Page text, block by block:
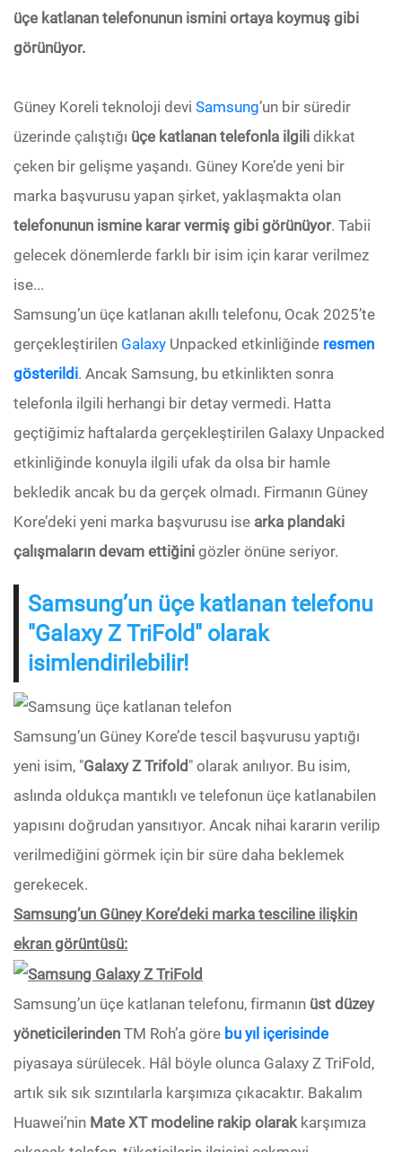
üçe katlanan telefonunun ismini ortaya koymuş gibi
görünüyor.
Güney Koreli teknoloji devi Samsung’un bir süredir
üzerinde çalıştığı üçe katlanan telefonla ilgili dikkat
çeken bir gelişme yaşandı. Güney Kore’de yeni bir
marka başvurusu yapan şirket, yaklaşmakta olan
telefonunun ismine karar vermiş gibi görünüyor. Tabii
gelecek dönemlerde farklı bir isim için karar verilmez
ise...
Samsung’un üçe katlanan akıllı telefonu, Ocak 2025’te
gerçekleştirilen Galaxy Unpacked etkinliğinde resmen
gösterildi. Ancak Samsung, bu etkinlikten sonra
telefonla ilgili herhangi bir detay vermedi. Hatta
geçtiğimiz haftalarda gerçekleştirilen Galaxy Unpacked
etkinliğinde konuyla ilgili ufak da olsa bir hamle
bekledik ancak bu da gerçek olmadı. Firmanın Güney
Kore’deki yeni marka başvurusu ise arka plandaki
çalışmaların devam ettiğini gözler önüne seriyor.
Samsung’un üçe katlanan telefonu
"Galaxy Z TriFold" olarak
isimlendirilebilir!
Samsung’un Güney Kore’de tescil başvurusu yaptığı
yeni isim, "Galaxy Z Trifold " olarak anılıyor. Bu isim,
aslında oldukça mantıklı ve telefonun üçe katlanabilen
yapısını doğrudan yansıtıyor. Ancak nihai kararın verilip
verilmediğini görmek için bir süre daha beklemek
gerekecek.
Samsung’un Güney Kore’deki marka tesciline ilişkin
ekran görüntüsü:
Samsung’un üçe katlanan telefonu, firmanın üst düzey
yöneticilerinden TM Roh’a göre bu yıl içerisinde
piyasaya sürülecek. Hâl böyle olunca Galaxy Z TriFold,
artık sık sık sızıntılarla karşımıza çıkacaktır. Bakalım
Huawei’nin Mate XT modeline rakip olarak karşımıza